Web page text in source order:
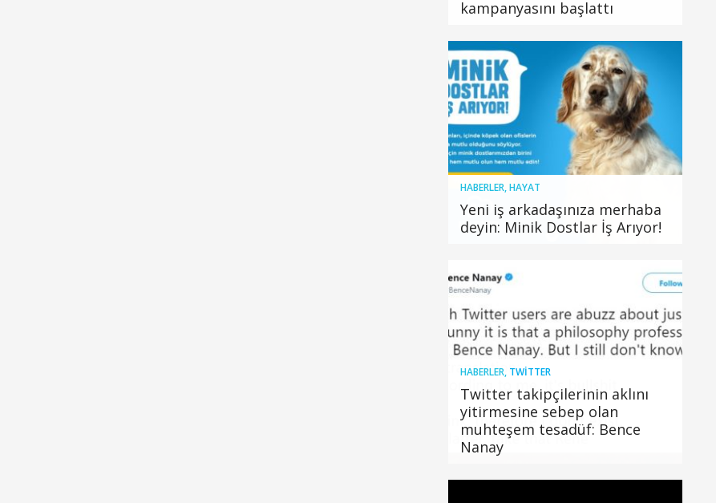
kampanyasını başlattı
HABERLER,HAYAT
Yeni iş arkadaşınıza merhaba
deyin: Minik Dostlar İş Arıyor!
HABERLER, TWITTER
Twitter takipçilerinin aklını
yitirmesine sebep olan
muhteşem tesadüf: Bence
Nanay